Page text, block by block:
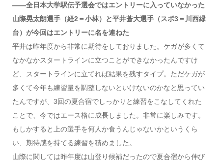
――全日本大学駅伝予選会ではエントリーに入っていなかった
山際晃太朗選手（経2＝小林）と平井蒼大選手（スポ3＝川西緑
台）が今回はエントリーに名を連ねた
平井は昨年度から非常に期待をしておりました。ケガが多くて
なかなかスタートラインに立つことができなかったんですけ
ど、スタートラインに立てれば結果を残すタイプ。ただケガが
多くて今年も練習量を調整しないといけないのかなと思ってい
たんですが、3回の夏合宿でしっかりと練習をこなしてくれた
ことで、今ではエース格に成長しました。非常に楽しみです。
もしかすると上の選手を何人か食うんじゃないかというくら
い、期待感を持てる練習を積めました。
山際に関しては昨年度は山登り候補だったので夏合宿から伸び